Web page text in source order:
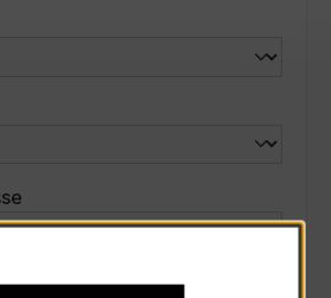
auswählen